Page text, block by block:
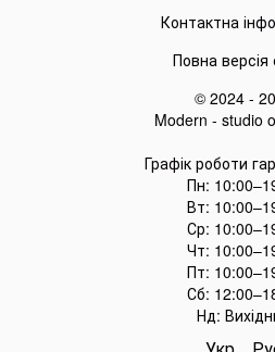
Контактна
Повна версія
© 2024 -
Modern - studio
Графік роботи
Пн:
Вт:
Ср:
Чт:
Пт:
Сб:
Нд: